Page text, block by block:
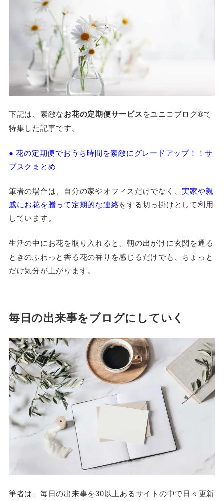
下記は、素敵なお花の定期便サービスをユニコブログ®で
特集した記事です。
● 花の定期便でおうち時間を素敵にグレードアップ！！サ
ブスクまとめ
筆者の場合は、自分の家やオフィスだけでなく、実家や親
戚にお花を贈って定期的な連絡をする切っ掛けとして利用
しています。
生活の中にお花を取り入れると、朝の出がけに玄関を通る
ときのふわっと香る花の香りを感じるだけでも、ちょっと
だけ気分が上がります。
毎日の出来事をブログにしていく
筆者は、毎日の出来事を30以上あるサイトの中で日々更新